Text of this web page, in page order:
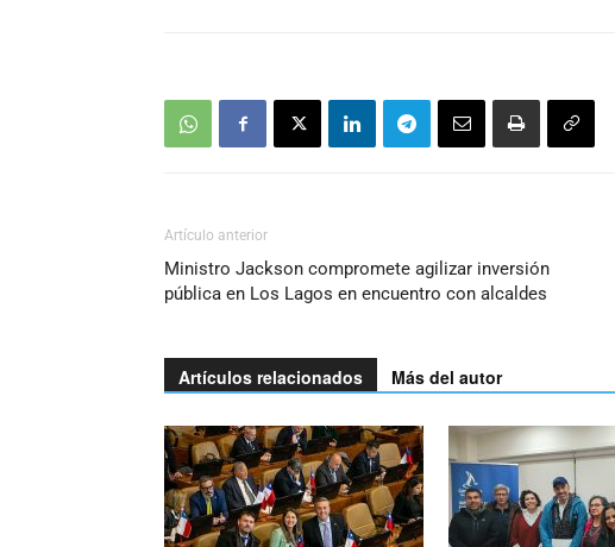
Artículo anterior
Ministro Jackson compromete agilizar inversión
pública en Los Lagos en encuentro con alcaldes
Artículos relacionados Más del autor